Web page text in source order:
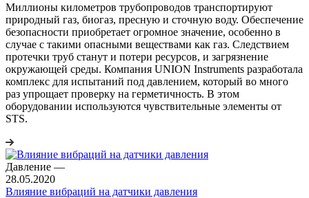
Миллионы километров трубопроводов транспортируют
природный газ, биогаз, пресную и сточную воду. Обеспечение
безопасности приобретает огромное значение, особенно в
случае с такими опасными веществами как газ. Следствием
протечки труб станут и потери ресурсов, и загрязнение
окружающей среды. Компания UNION Instruments разработала
комплекс для испытаний под давлением, который во много
раз упрощает проверку на герметичность. В этом
оборудовании используются чувствительные элементы от
STS.
Давление —
28.05.2020
Влияние вибраций на датчики давления